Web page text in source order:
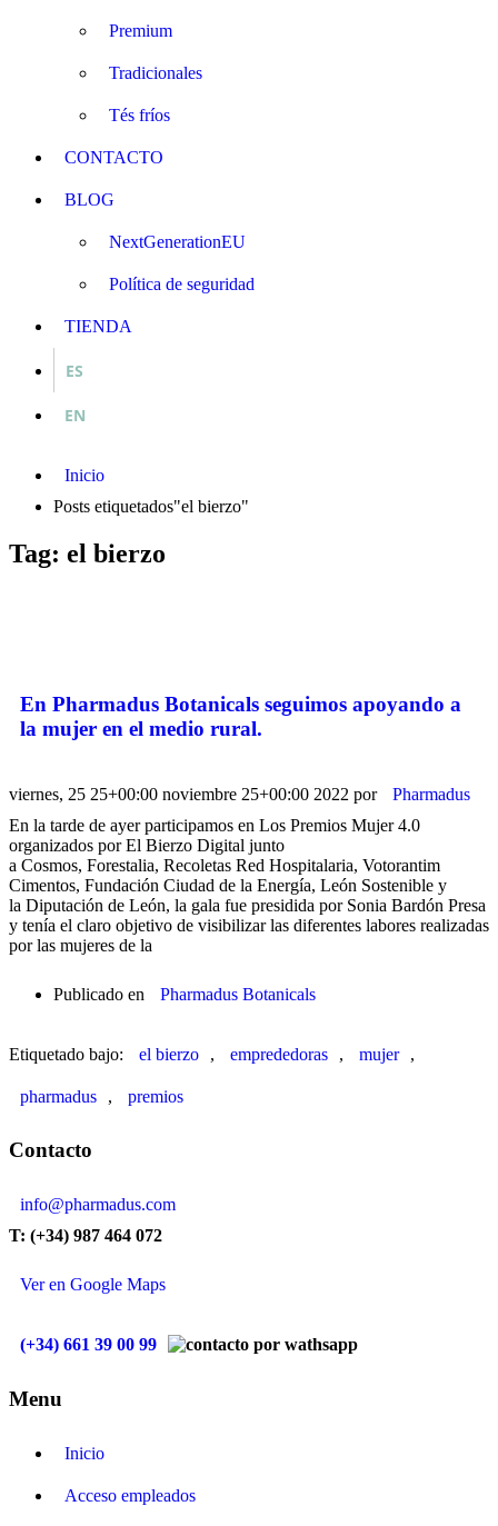
Premium
Tradicionales
Tés fríos
CONTACTO
BLOG
NextGenerationEU
Política de seguridad
TIENDA
ES
EN
Inicio
Posts etiquetados"el bierzo"
Tag: el bierzo
En Pharmadus Botanicals seguimos apoyando a
la mujer en el medio rural.
viernes, 25 25+00:00 noviembre 25+00:00 2022 por
Pharmadus
En la tarde de ayer participamos en Los Premios Mujer 4.0
organizados por El Bierzo Digital junto
a Cosmos, Forestalia, Recoletas Red Hospitalaria, Votorantim
Cimentos, Fundación Ciudad de la Energía, León Sostenible y
la Diputación de León, la gala fue presidida por Sonia Bardón Presa
y tenía el claro objetivo de visibilizar las diferentes labores realizadas
por las mujeres de la
Publicado en Pharmadus Botanicals
Etiquetado bajo: el bierzo , emprededoras , mujer ,
pharmadus , premios
Contacto
info@pharmadus.com
T: (+34) 987 464 072
Ver en Google Maps
(+34) 661 39 00 99
Menu
Inicio
Acceso empleados